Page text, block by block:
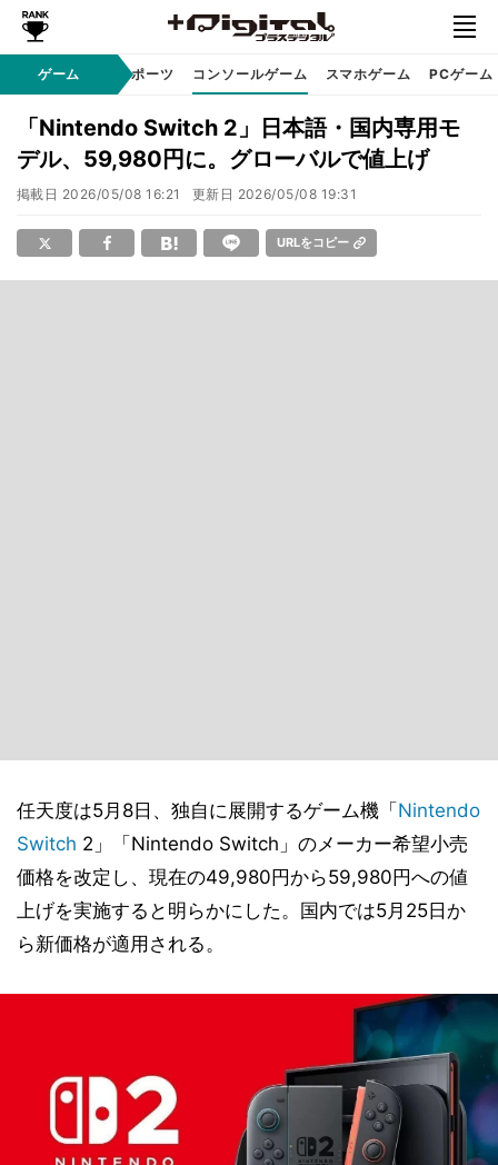
ゲーム eスポーツ コンソールゲーム スマホゲーム PCゲーム
「Nintendo Switch 2」日本語・国内専用モ
デル、59,980円に。グローバルで値上げ
掲載日 2026/05/08 16:21 更新日 2026/05/08 19:31
URLをコピー
任天度は5月8日、独自に展開するゲーム機「 Nintendo
Switch 2」「Nintendo Switch」のメーカー希望小売
価格を改定し、現在の49,980円から59,980円への値
上げを実施すると明らかにした。国内では5月25日か
ら新価格が適用される。